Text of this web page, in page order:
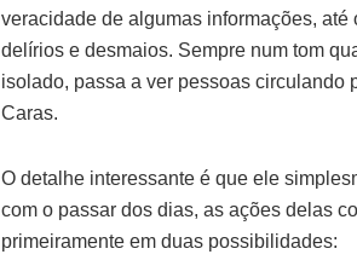
veracidade de algumas informações,
delírios e desmaios. Sempre num tom
isolado, passa a ver pessoas circulando
Caras.
O detalhe interessante é que ele
com o passar dos dias, as ações delas
primeiramente em duas possibilidades: